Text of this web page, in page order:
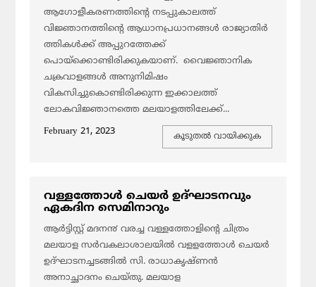
ആഗോളീകരണത്തിന്റെ നടപ്പുകാലത്ത്
വിജ്ഞാനത്തിന്റെ ആധാനപ്രധാനങ്ങൾ രാജ്യാതിർ
ത്തികൾക്ക് അപ്പുറത്തേക്ക്
പൊയ്ക്കൊണ്ടിരിക്കുകയാണ്. വൈജ്ഞാനിക
ചക്രവാളങ്ങൾ അനുനിമിഷം
വികസിച്ചുകൊണ്ടിരിക്കുന്ന ഇക്കാലത്ത്
ലോകവിജ്ഞാനത്തെ മലയാളത്തിലേക്ക്...
February 21, 2023
കൂടുതല്‍ വായിക്കുക
വള്ളത്തോൾ ചെയർ ഉദ്ഘാടനവും
ഏകദിന സെമിനാറും
ആര്‍ട്ടിസ്റ്റ് മദന൯ വരച്ച വള്ളത്തോളിന്റെ ചിത്രം
മലയാള സര്‍വകലാശാലയില്‍ വളളത്തോൾ ചെയര്‍
ഉദ്ഘാടനച്ചടങ്ങില്‍ സി. രാധാകൃഷ്ണന്‍
അനാച്ഛാദനം ചെയ്തു. മലയാള